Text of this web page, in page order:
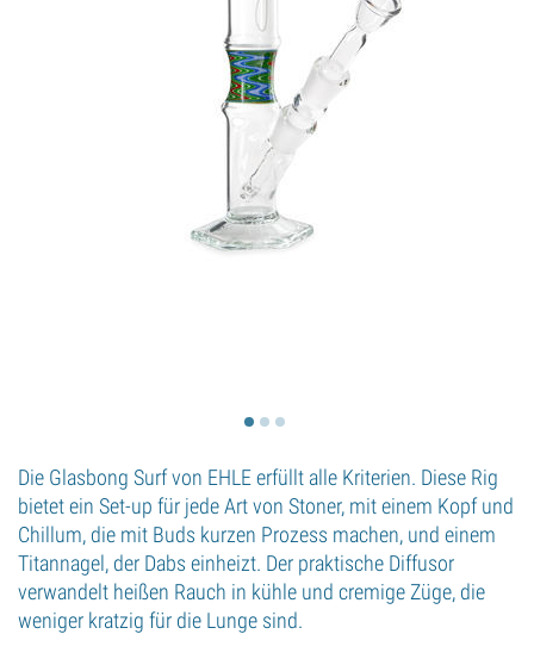
Die Glasbong Surf von EHLE erfüllt alle Kriterien. Diese Rig
bietet ein Set-up für jede Art von Stoner, mit einem Kopf und
Chillum, die mit Buds kurzen Prozess machen, und einem
Titannagel, der Dabs einheizt. Der praktische Diffusor
verwandelt heißen Rauch in kühle und cremige Züge, die
weniger kratzig für die Lunge sind.